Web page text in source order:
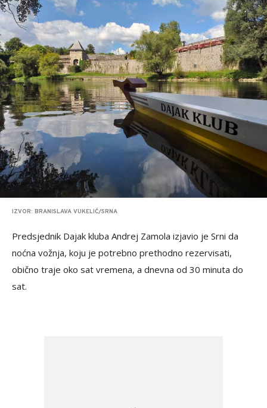
IZVOR: BRANISLAVA VUKELIĆ/SRNA
Predsjednik Dajak kluba Andrej Zamola izjavio je Srni da
noćna vožnja, koju je potrebno prethodno rezervisati,
obično traje oko sat vremena, a dnevna od 30 minuta do
sat.